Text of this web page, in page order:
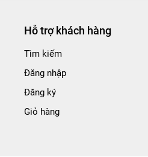
Hỗ trợ khách hàng
Tìm kiếm
Đăng nhập
Đăng ký
Giỏ hàng